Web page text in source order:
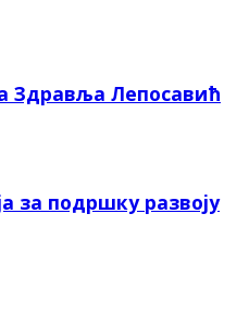
Лепосавић
за подршку развоју